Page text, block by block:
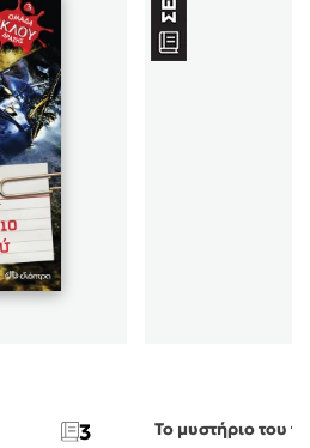
3 Το μυστήριο του